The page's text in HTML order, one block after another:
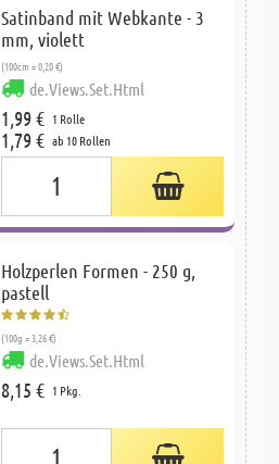
Satinband mit Webkante - 3
mm, violett
(100cm = 0,20 €)
de.Views.Set.Html
1,99 € 1 Rolle
1,79 € ab 10 Rollen
Holzperlen Formen - 250 g,
pastell
(100g = 3,26 €)
de.Views.Set.Html
8,15 € 1 Pkg.